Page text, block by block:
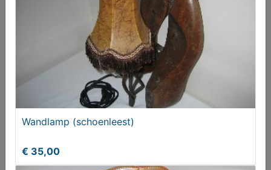
Schaal (gietijzer)
Wandlamp (schoenleest)
€ 35,00